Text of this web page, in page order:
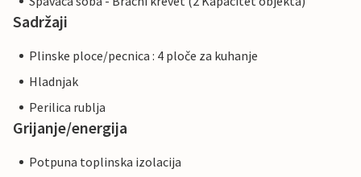
Sadržaji
Plinske ploce/pecnica : 4 ploče za kuhanje
Hladnjak
Perilica rublja
Grijanje/energija
Potpuna toplinska izolacija